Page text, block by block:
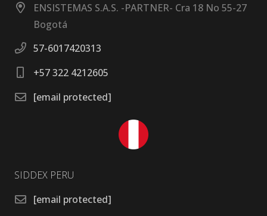
ENSISTEMAS S.A.S. -PARTNER- Cra 18 No 55-27
Bogotá
57-6017420313
+57 322 4212605
[email protected]
SIDDEX PERU
[email protected]